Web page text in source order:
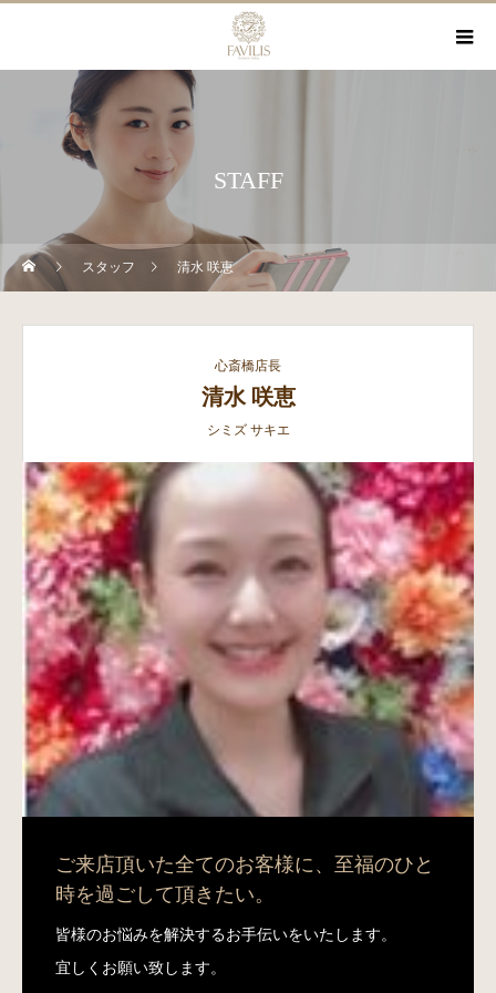
STAFF
スタッフ 清水 咲恵
心斎橋店長
清水 咲恵
シミズ サキエ
ご来店頂いた全てのお客様に、至福のひと
時を過ごして頂きたい。
皆様のお悩みを解決するお手伝いをいたします。
宜しくお願い致します。